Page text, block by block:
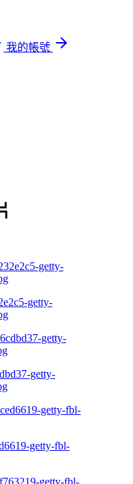
我的帳號
getty-
getty-
getty-fbl-